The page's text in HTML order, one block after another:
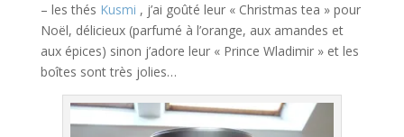
– les thés Kusmi , j’ai goûté leur « Christmas tea » pour
Noël, délicieux (parfumé à l’orange, aux amandes et
aux épices) sinon j’adore leur « Prince Wladimir » et les
boîtes sont très jolies…